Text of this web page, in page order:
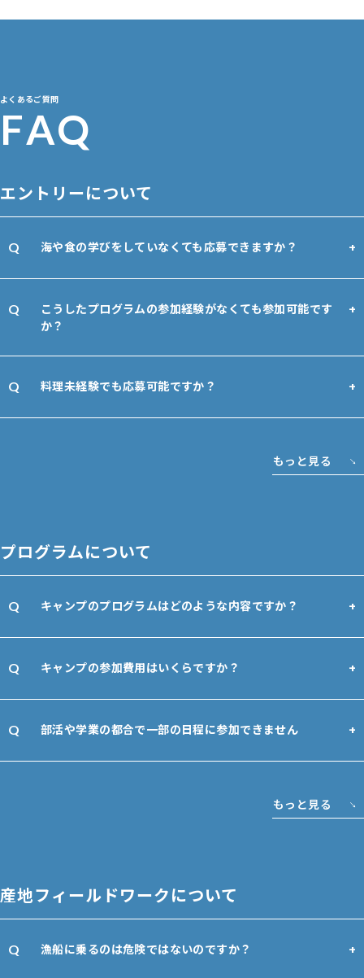
よくあるご質問
FAQ
エントリーについて
海や食の学びをしていなくても応募できますか？
こうしたプログラムの参加経験がなくても参加可能です
か？
料理未経験でも応募可能ですか？
もっと見る
プログラムについて
キャンプのプログラムはどのような内容ですか？
キャンプの参加費用はいくらですか？
部活や学業の都合で一部の日程に参加できません
もっと見る
産地フィールドワークについて
漁船に乗るのは危険ではないのですか？